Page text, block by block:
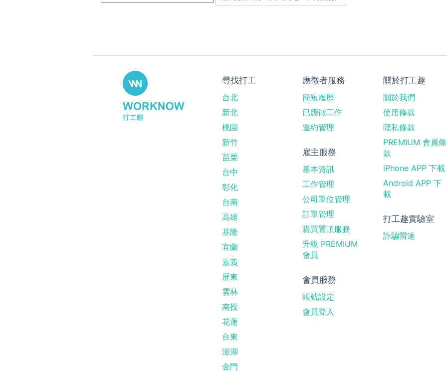
尋找打工
台北
新北
桃園
新竹
苗栗
台中
彰化
台南
高雄
基隆
宜蘭
嘉義
屏東
雲林
南投
花蓮
台東
澎湖
金門
應徵者服務
簡短履歷
已應徵工作
邀約管理
雇主服務
基本資訊
工作管理
公司單位管理
訂單管理
購買置頂服務
升級 PREMIUM
會員
會員服務
帳號設定
會員登入
關於打工趣
關於我們
使用條款
隱私條款
PREMIUM 會員條
款
iPhone APP 下載
Android APP 下
載
打工趣實驗室
詐騙雷達